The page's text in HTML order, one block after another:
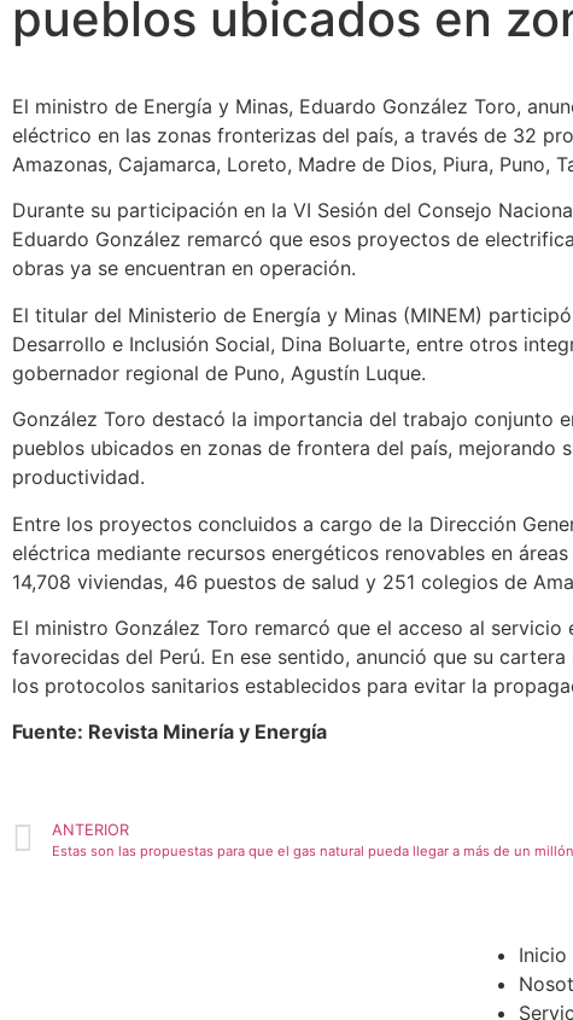
pueblos ubicados en
El ministro de Energía y Minas, Eduardo González Toro,
eléctrico en las zonas fronterizas del país, a través de 32
Amazonas, Cajamarca, Loreto, Madre de Dios, Piura, Puno,
Durante su participación en la VI Sesión del Consejo
Eduardo González remarcó que esos proyectos de
obras ya se encuentran en operación.
El titular del Ministerio de Energía y Minas (MINEM)
Desarrollo e Inclusión Social, Dina Boluarte, entre otros
gobernador regional de Puno, Agustín Luque.
González Toro destacó la importancia del trabajo conjunto
pueblos ubicados en zonas de frontera del país,
productividad.
Entre los proyectos concluidos a cargo de la Dirección
eléctrica mediante recursos energéticos renovables en
14,708 viviendas, 46 puestos de salud y 251 colegios de
El ministro González Toro remarcó que el acceso al
favorecidas del Perú. En ese sentido, anunció que su
los protocolos sanitarios establecidos para evitar la
Fuente: Revista Minería y Energía
ANTERIOR
Inicio